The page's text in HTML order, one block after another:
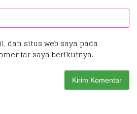
dan situs web saya pada
saya berikutnya.